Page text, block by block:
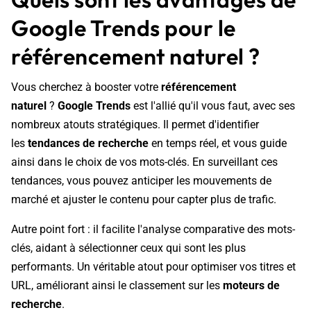
Google Trends pour le
référencement naturel ?
Vous cherchez à booster votre référencement
naturel ? Google Trends est l'allié qu'il vous faut, avec ses
nombreux atouts stratégiques. Il permet d'identifier
les tendances de recherche en temps réel, et vous guide
ainsi dans le choix de vos mots-clés. En surveillant ces
tendances, vous pouvez anticiper les mouvements de
marché et ajuster le contenu pour capter plus de trafic.
Autre point fort : il facilite l'analyse comparative des mots-
clés, aidant à sélectionner ceux qui sont les plus
performants. Un véritable atout pour optimiser vos titres et
URL, améliorant ainsi le classement sur les moteurs de
recherche.